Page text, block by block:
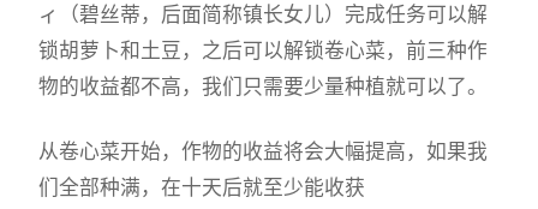
ィ（碧丝蒂，后面简称镇长女儿）完成任务可以解
锁胡萝卜和土豆，之后可以解锁卷心菜，前三种作
物的收益都不高，我们只需要少量种植就可以了。
从卷心菜开始，作物的收益将会大幅提高，如果我
们全部种满，在十天后就至少能收获